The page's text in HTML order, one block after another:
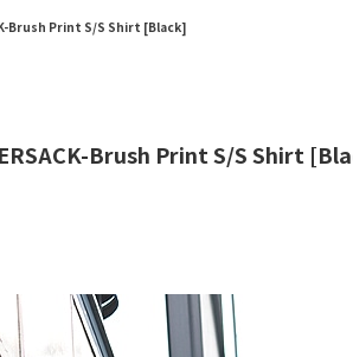
Brush Print S/S Shirt [Black]
Brush Print S/S Shirt